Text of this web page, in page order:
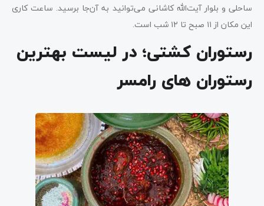
ساحلی و بلوار آیت‌الله کاشانی می‌توانید به آن‌جا برسید. ساعت کاری
این مکان از ۱۱ صبح تا ۱۲ شب است.
رستوران کشتی؛ در لیست بهترین
رستوران های رامسر